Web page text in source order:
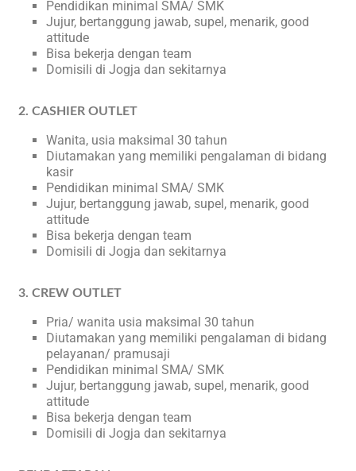
Pendidikan minimal SMA/ SMK
Jujur, bertanggung jawab, supel, menarik, good
attitude
Bisa bekerja dengan team
Domisili di Jogja dan sekitarnya
2. CASHIER OUTLET
Wanita, usia maksimal 30 tahun
Diutamakan yang memiliki pengalaman di bidang
kasir
Pendidikan minimal SMA/ SMK
Jujur, bertanggung jawab, supel, menarik, good
attitude
Bisa bekerja dengan team
Domisili di Jogja dan sekitarnya
3. CREW OUTLET
Pria/ wanita usia maksimal 30 tahun
Diutamakan yang memiliki pengalaman di bidang
pelayanan/ pramusaji
Pendidikan minimal SMA/ SMK
Jujur, bertanggung jawab, supel, menarik, good
attitude
Bisa bekerja dengan team
Domisili di Jogja dan sekitarnya